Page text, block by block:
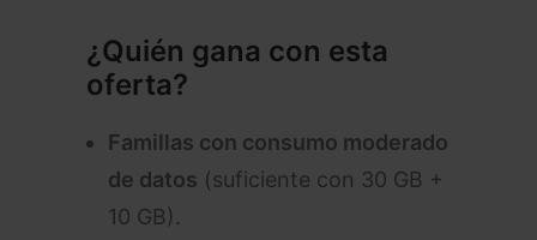
¿Quién gana con esta
oferta?
Famillas con consumo moderado
de datos (suficiente con 30 GB +
10 GB).